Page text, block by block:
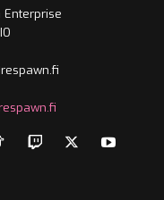
Enterprise